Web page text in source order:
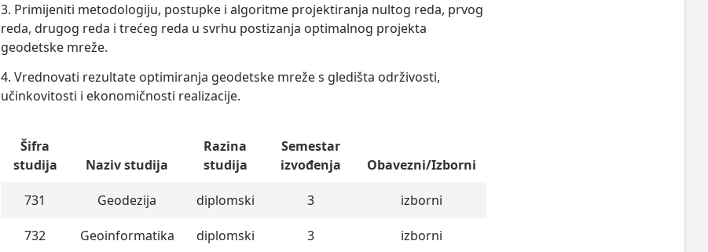
3. Primijeniti metodologiju, postupke i algoritme projektiranja nultog reda, prvog
reda, drugog reda i trećeg reda u svrhu postizanja optimalnog projekta
geodetske mreže.
4. Vrednovati rezultate optimiranja geodetske mreže s gledišta održivosti,
učinkovitosti i ekonomičnosti realizacije.
Šifra
studija
Naziv studija
Razina
studija
Semestar
izvođenja
Obavezni/Izborni
731 Geodezija diplomski 3 izborni
732 Geoinformatika diplomski 3 izborni